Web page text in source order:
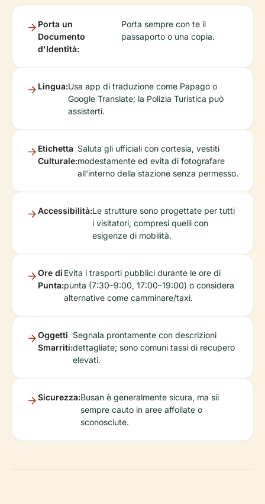
Porta un
Documento
d'Identità:
Porta sempre con te il
passaporto o una copia.
Lingua:Usa app di traduzione come Papago o
Google Translate; la Polizia Turistica può
assisterti.
Etichetta
Culturale:
Saluta gli ufficiali con cortesia, vestiti
modestamente ed evita di fotografare
all'interno della stazione senza permesso.
Accessibilità:Le strutture sono progettate per tutti
i visitatori, compresi quelli con
esigenze di mobilità.
Ore di
Punta:
Evita i trasporti pubblici durante le ore di
punta (7:30–9:00, 17:00–19:00) o considera
alternative come camminare/taxi.
Oggetti
Smarriti:
Segnala prontamente con descrizioni
dettagliate; sono comuni tassi di recupero
elevati.
Sicurezza:Busan è generalmente sicura, ma sii
sempre cauto in aree affollate o
sconosciute.